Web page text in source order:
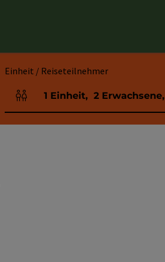
Einheit / Reiseteilnehmer
Einheitenanzahl und Personenfelder
1 Einheit, 2 Erwachsene,